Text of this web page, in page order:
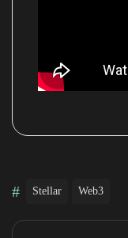
# Stellar Web3